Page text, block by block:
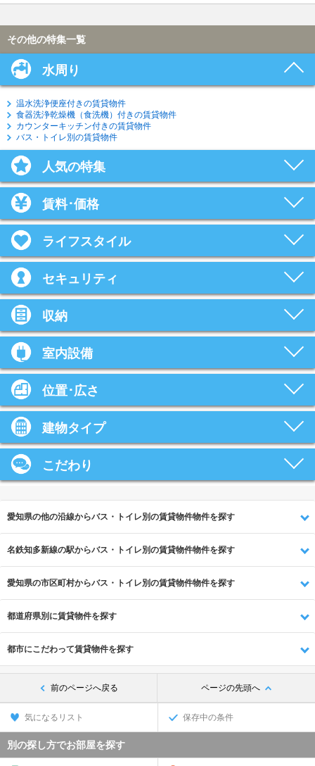
その他の特集一覧
水周り
温水洗浄便座付きの賃貸物件
食器洗浄乾燥機（食洗機）付きの賃貸物件
カウンターキッチン付きの賃貸物件
バス・トイレ別の賃貸物件
人気の特集
賃料･価格
ライフスタイル
セキュリティ
収納
室内設備
位置･広さ
建物タイプ
こだわり
愛知県の他の沿線からバス・トイレ別の賃貸物件物件を探す
名鉄知多新線の駅からバス・トイレ別の賃貸物件物件を探す
愛知県の市区町村からバス・トイレ別の賃貸物件物件を探す
都道府県別に賃貸物件を探す
都市にこだわって賃貸物件を探す
前のページへ戻る ページの先頭へ
気になるリスト 保存中の条件
別の探し方でお部屋を探す